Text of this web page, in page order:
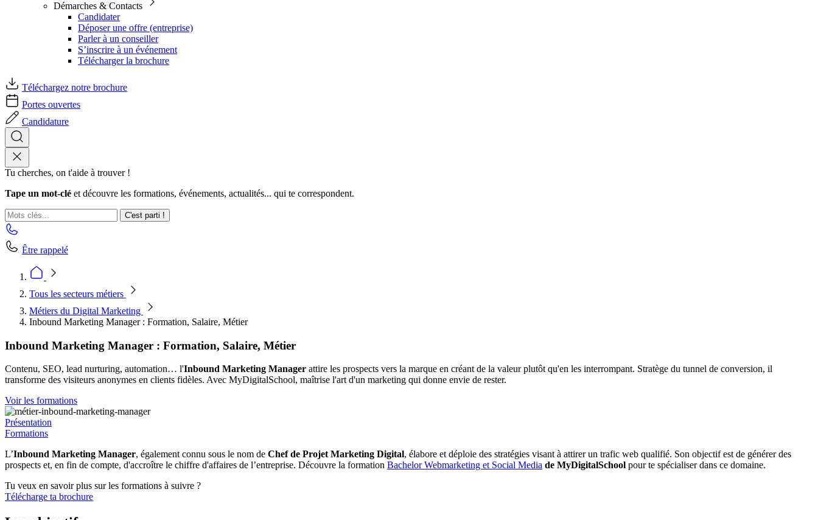
Démarches & Contacts
Candidater
Déposer une offre (entreprise)
Parler à un conseiller
S’inscrire à un événement
Télécharger la brochure
Téléchargez notre brochure
Portes ouvertes
Candidature
Tu cherches, on t'aide à trouver !
Tape un mot-clé et découvre les formations, événements, actualités... qui te correspondent.
C'est parti !
Être rappelé
Tous les secteurs métiers
Métiers du Digital Marketing
Inbound Marketing Manager : Formation, Salaire, Métier
Inbound Marketing Manager : Formation, Salaire, Métier
Contenu, SEO, lead nurturing, automation… l'Inbound Marketing Manager attire les prospects vers la marque en créant de la valeur plutôt qu'en les interrompant. Stratège du tunnel de conversion, il
transforme des visiteurs anonymes en clients fidèles. Avec MyDigitalSchool, maîtrise l'art d'un marketing qui donne envie de rester.
Voir les formations
Présentation
Formations
L’Inbound Marketing Manager, également connu sous le nom de Chef de Projet Marketing Digital, élabore et déploie des stratégies visant à attirer un trafic web qualifié. Son objectif est de générer des
prospects et, en fin de compte, d'accroître le chiffre d'affaires de l’entreprise. Découvre la formation Bachelor Webmarketing et Social Media de MyDigitalSchool pour te spécialiser dans ce domaine.
Tu veux en savoir plus sur les formations à suivre ?
Télécharge ta brochure